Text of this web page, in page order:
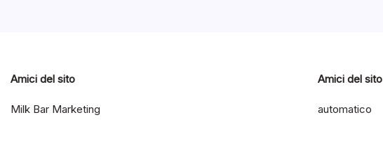
Amici del sito
Milk Bar Marketing
Amici del sito
automatico